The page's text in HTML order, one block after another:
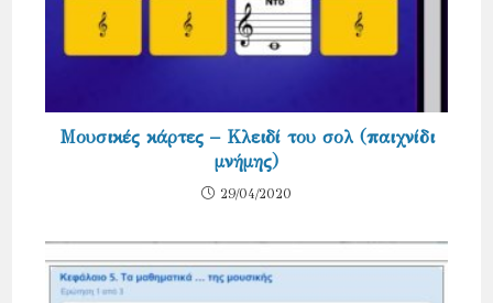
Μουσικές κάρτες – Κλειδί του σολ (παιχνίδι
μνήμης)
29/04/2020